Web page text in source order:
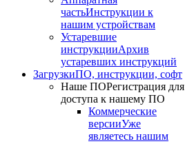
частьИнструкции к
нашим устройствам
Устаревшие
инструкцииАрхив
устаревших инструкций
ЗагрузкиПО, инструкции, софт
Наше ПОРегистрация для
доступа к нашему ПО
Коммерческие
версииУже
являетесь нашим